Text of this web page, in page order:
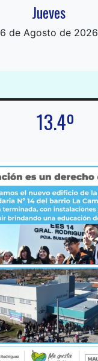
Jueves
6 de Agosto de 2026
13.4º